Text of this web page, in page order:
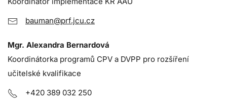
bauman@prf.jcu.cz
Mgr. Alexandra Bernardová
Koordinátorka programů CPV a DVPP pro rozšíření
učitelské kvalifikace
+420 389 032 250